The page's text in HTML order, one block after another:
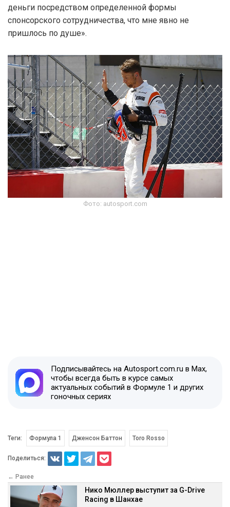
деньги посредством определенной формы
спонсорского сотрудничества, что мне явно не
пришлось по душе».
Фото: autosport.com
Подписывайтесь на Autosport.com.ru в Max,
чтобы всегда быть в курсе самых
актуальных событий в Формуле 1 и других
гоночных сериях
Теги: Формула 1 Дженсон Баттон Toro Rosso
Поделиться:
← Ранее
Нико Мюллер выступит за G-Drive
Racing в Шанхае